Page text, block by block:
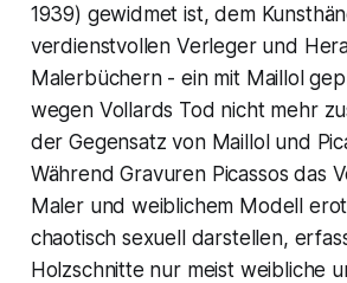
1939) gewidmet ist, dem
verdienstvollen Verleger und
Malerbüchern - ein mit Maillol
wegen Vollards Tod nicht mehr
der Gegensatz von Maillol und
Während Gravuren Picassos das
Maler und weiblichem Modell
chaotisch sexuell darstellen,
Holzschnitte nur meist weibliche